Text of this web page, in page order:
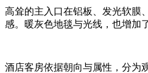
高耸的主入口在铝板、发光软膜
感。暖灰色地毯与光线，也增加
酒店客房依据朝向与属性，分为